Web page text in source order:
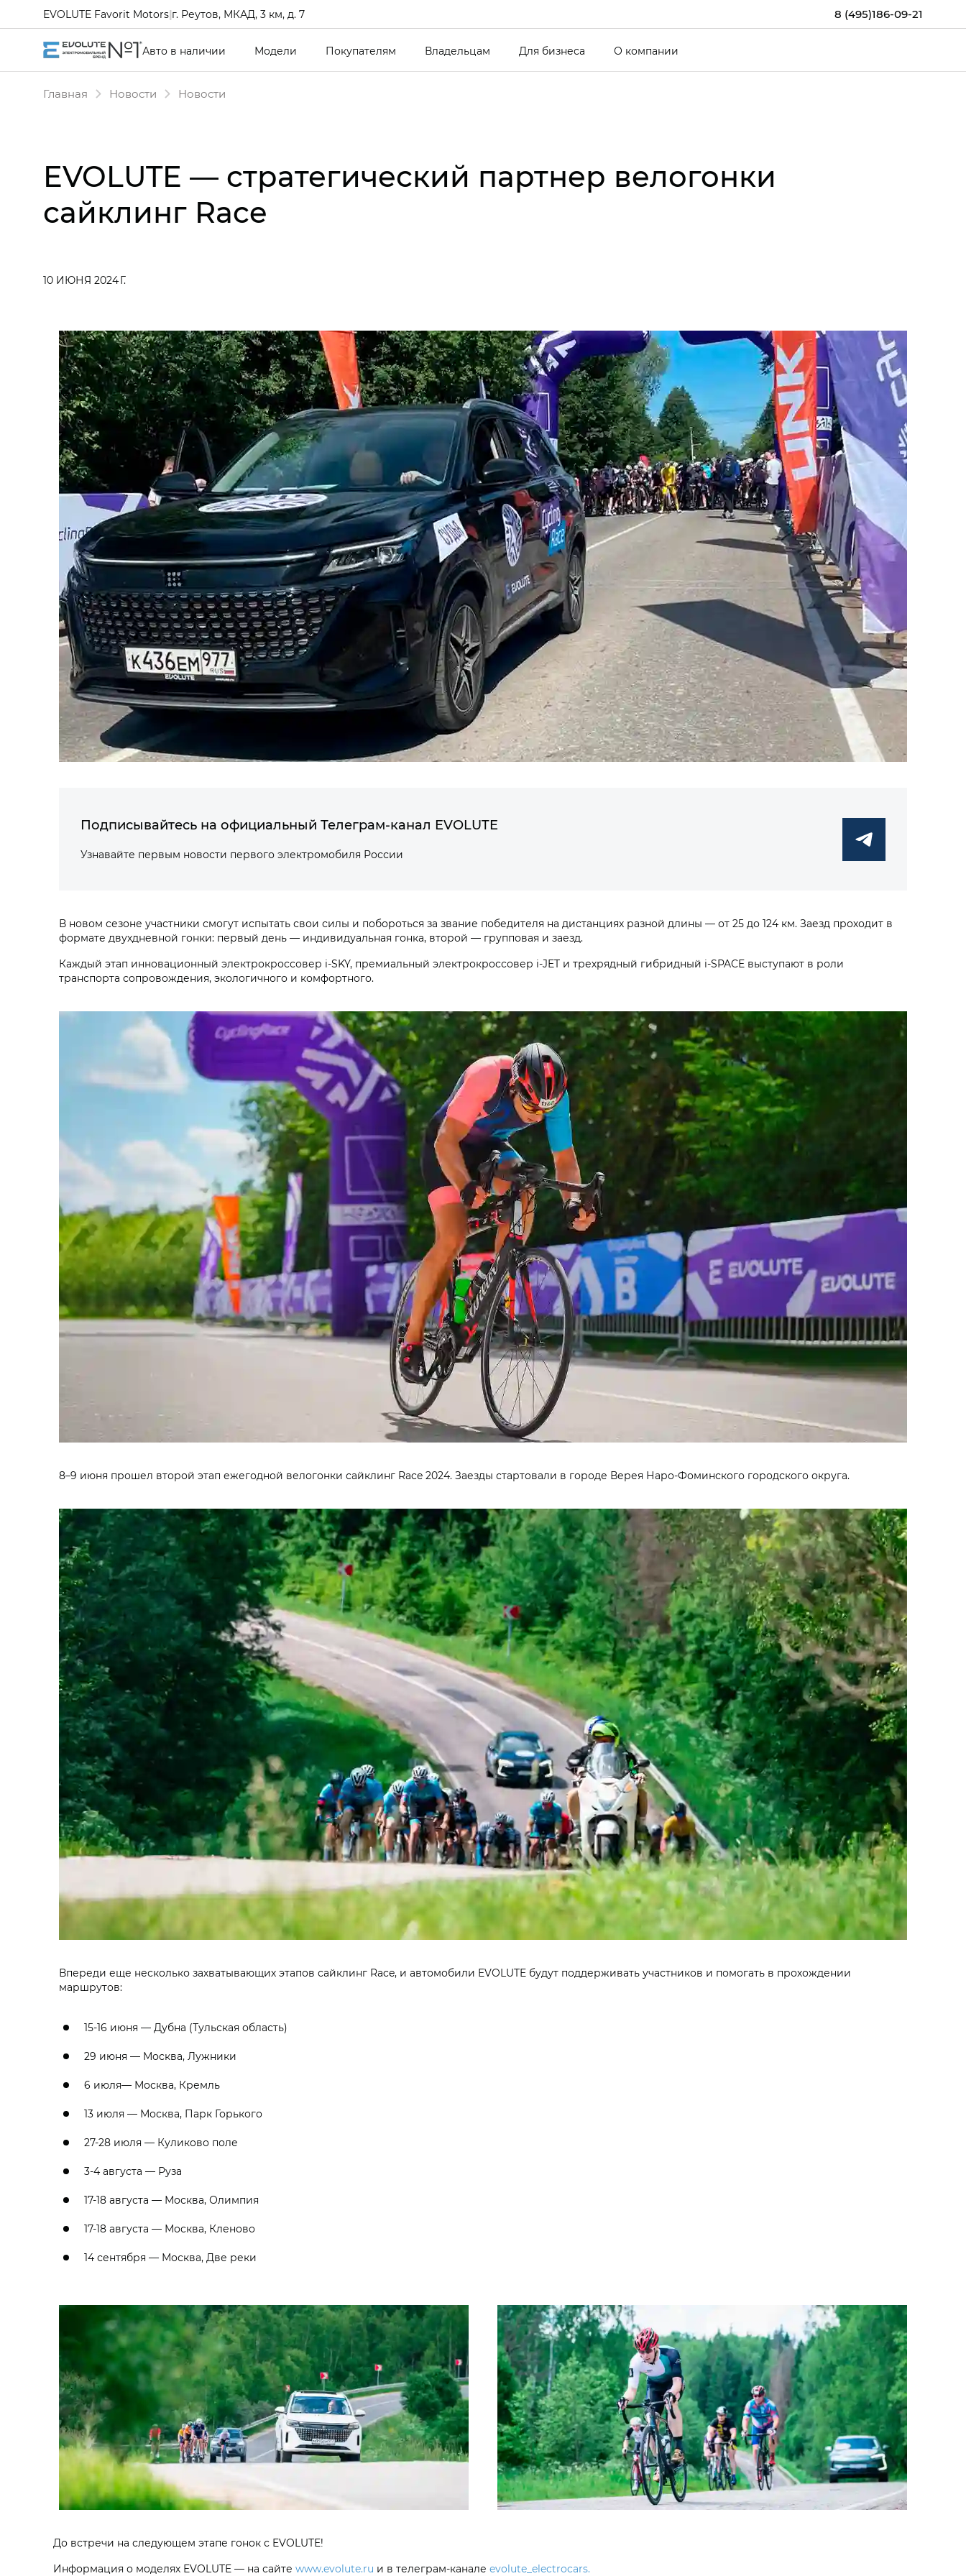
8 (495)186-09-21
EVOLUTE Favorit Motors|г. Реутов, МКАД, 3 км, д. 7
Авто в наличии Модели Покупателям Владельцам Для бизнеса О компании
Главная Новости Новости
EVOLUTE — стратегический партнер велогонки
сайклинг Race
10 ИЮНЯ 2024 Г.
Подписывайтесь на официальный Телеграм-канал EVOLUTE
Узнавайте первым новости первого электромобиля России
В новом сезоне участники смогут испытать свои силы и побороться за звание победителя на дистанциях разной длины — от 25 до 124 км. Заезд проходит в
формате двухдневной гонки: первый день — индивидуальная гонка, второй — групповая и заезд.
Каждый этап инновационный электрокроссовер i‑SKY, премиальный электрокроссовер i‑JET и трехрядный гибридный i‑SPACE выступают в роли
транспорта сопровождения, экологичного и комфортного.
8–9 июня прошел второй этап ежегодной велогонки сайклинг Race 2024. Заезды стартовали в городе Верея Наро-Фоминского городского округа.
Впереди еще несколько захватывающих этапов сайклинг Race, и автомобили EVOLUTE будут поддерживать участников и помогать в прохождении
маршрутов:
15-16 июня — Дубна (Тульская область)
29 июня — Москва, Лужники
6 июля— Москва, Кремль
13 июля — Москва, Парк Горького
27-28 июля — Куликово поле
3-4 августа — Руза
17-18 августа — Москва, Олимпия
17-18 августа — Москва, Кленово
14 сентября — Москва, Две реки
До встречи на следующем этапе гонок с EVOLUTE!
Информация о моделях EVOLUTE — на сайте www.evolute.ru и в телеграм-канале evolute_electrocars.